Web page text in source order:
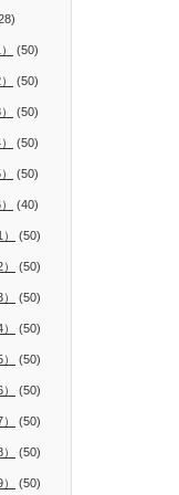
(50)
(50)
(50)
(50)
(50)
(40)
(50)
(50)
(50)
(50)
(50)
(50)
(50)
(50)
(50)